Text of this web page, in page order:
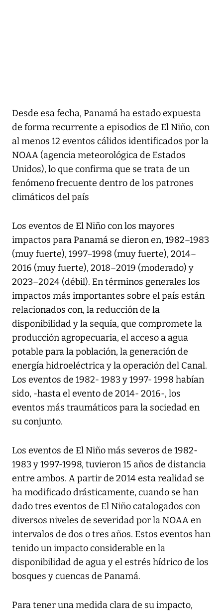
Desde esa fecha, Panamá ha estado expuesta
de forma recurrente a episodios de El Niño, con
al menos 12 eventos cálidos identificados por la
NOAA (agencia meteorológica de Estados
Unidos), lo que confirma que se trata de un
fenómeno frecuente dentro de los patrones
climáticos del país
Los eventos de El Niño con los mayores
impactos para Panamá se dieron en, 1982–1983
(muy fuerte), 1997–1998 (muy fuerte), 2014–
2016 (muy fuerte), 2018–2019 (moderado) y
2023–2024 (débil). En términos generales los
impactos más importantes sobre el país están
relacionados con, la reducción de la
disponibilidad y la sequía, que compromete la
producción agropecuaria, el acceso a agua
potable para la población, la generación de
energía hidroeléctrica y la operación del Canal.
Los eventos de 1982- 1983 y 1997- 1998 habían
sido, -hasta el evento de 2014- 2016-, los
eventos más traumáticos para la sociedad en
su conjunto.
Los eventos de El Niño más severos de 1982-
1983 y 1997-1998, tuvieron 15 años de distancia
entre ambos. A partir de 2014 esta realidad se
ha modificado drásticamente, cuando se han
dado tres eventos de El Niño catalogados con
diversos niveles de severidad por la NOAA en
intervalos de dos o tres años. Estos eventos han
tenido un impacto considerable en la
disponibilidad de agua y el estrés hídrico de los
bosques y cuencas de Panamá.
Para tener una medida clara de su impacto,